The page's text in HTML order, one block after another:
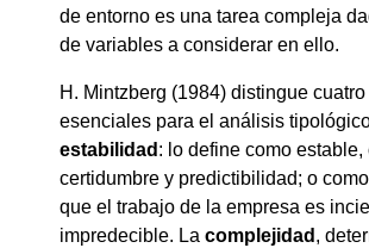
de entorno es una tarea compleja
de variables a considerar en ello.
H. Mintzberg (1984) distingue
esenciales para el análisis
estabilidad : lo define como
certidumbre y predictibilidad; o
que el trabajo de la empresa es
impredecible. La complejidad ,